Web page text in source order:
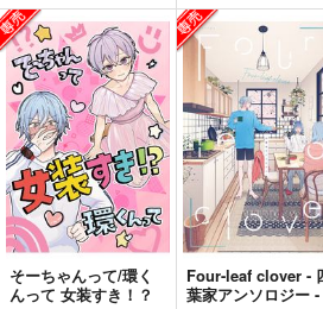
そーちゃんって/環く
んって 女装すき！？
Four-leaf clover - 四
葉家アンソロジー -